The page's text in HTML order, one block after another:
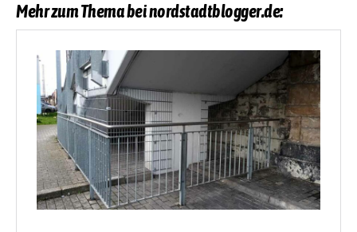
Mehr zum Thema bei nordstadtblogger.de: